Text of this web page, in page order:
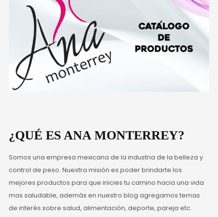
¿QUÉ ES ANA MONTERREY?
Somos una empresa mexicana de la industria de la belleza y
control de peso. Nuestra misión es poder brindarte los
mejores productos para que inicies tu camino hacia una vida
mas saludable, además en nuestro blog agregamos temas
de interés sobre salud, alimentación, deporte, pareja etc.